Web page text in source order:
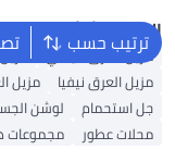
ترتيب حسب
البحث الشائع
مزيل العرق فيشي
مزيل العرق نيفيا
مزيل
جل استحمام
لوشن
محلات عطور
مجموعات